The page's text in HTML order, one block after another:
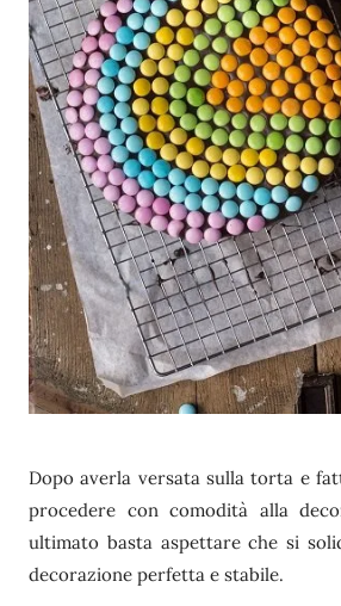
Dopo averla versata sulla torta e
procedere con comodità alla
ultimato basta aspettare che si
decorazione perfetta e stabile.